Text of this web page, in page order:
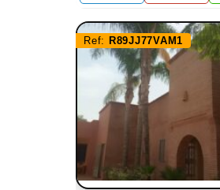
Ref: R89JJ77VAM1